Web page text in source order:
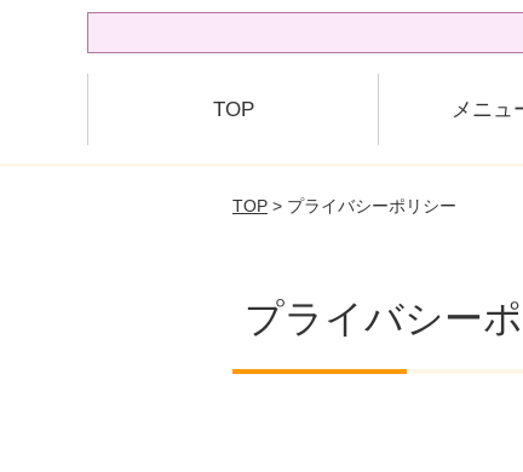
TOP メニュ
TOP > プライバシーポリシー
プライバシー